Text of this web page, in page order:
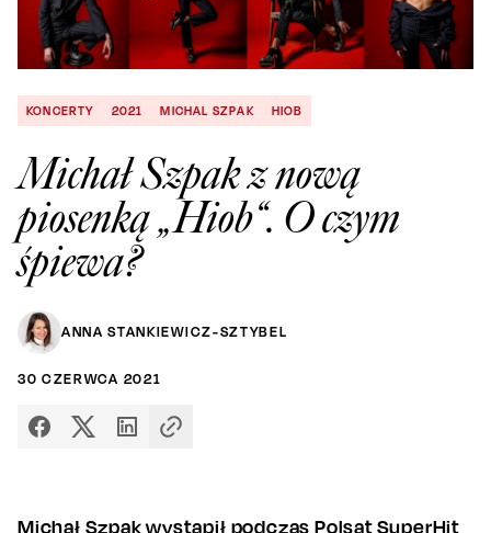
KONCERTY 2021 MICHAL SZPAK HIOB
Michał Szpak z nową
piosenką „Hiob“. O czym
śpiewa?
ANNA STANKIEWICZ-SZTYBEL
30 CZERWCA 2021
Michał Szpak wystąpił podczas Polsat SuperHit